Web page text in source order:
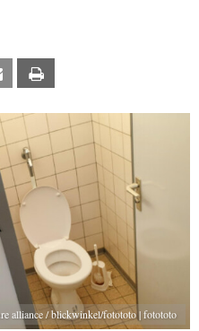
Email
alliance / blickwinkel/fotototo | fotototo